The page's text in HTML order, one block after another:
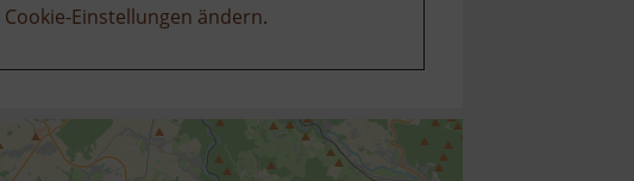
Cookie-Einstellungen ändern.